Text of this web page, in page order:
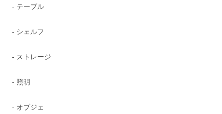
- テーブル
- シェルフ
- ストレージ
- 照明
- オブジェ